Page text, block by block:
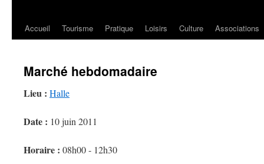
Accueil Tourisme Pratique Loisirs Culture Associations
Marché hebdomadaire
Lieu : Halle
Date : 10 juin 2011
Horaire : 08h00 - 12h30